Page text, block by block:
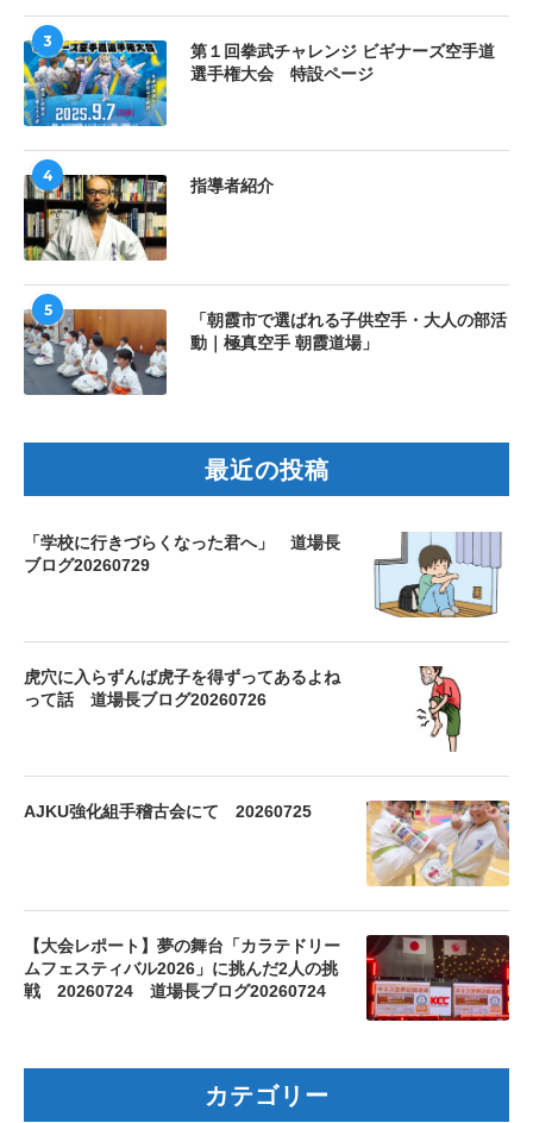
3
第１回拳武チャレンジ ビギナーズ空手道
選手権大会 特設ページ
4
指導者紹介
5
「朝霞市で選ばれる子供空手・大人の部活
動｜極真空手 朝霞道場」
最近の投稿
「学校に行きづらくなった君へ」 道場長
ブログ20260729
虎穴に入らずんば虎子を得ずってあるよね
って話 道場長ブログ20260726
AJKU強化組手稽古会にて 20260725
【大会レポート】夢の舞台「カラテドリー
ムフェスティバル2026」に挑んだ2人の挑
戦 20260724 道場長ブログ20260724
カテゴリー